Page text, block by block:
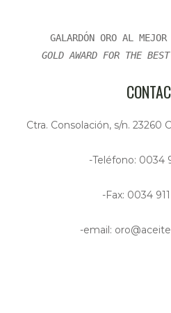
GALARDÓN ORO AL
GOLD AWARD FOR THE
Ctra. Consolación, s/n. 23260
-Teléfono: 0034
-Fax: 0034
-email: